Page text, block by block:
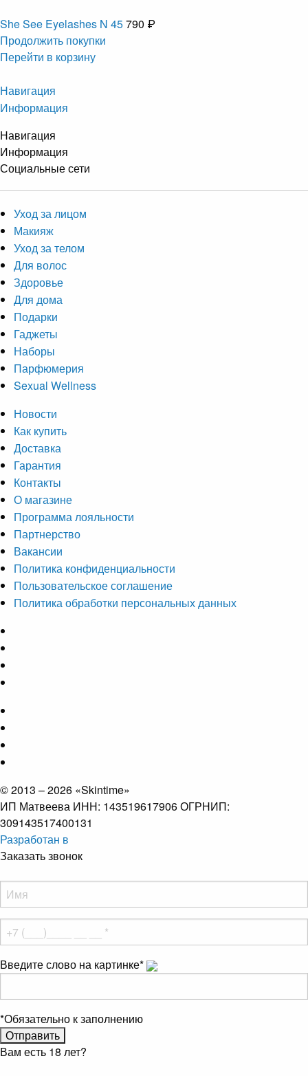
She See Eyelashes N 45790 ₽
Продолжить покупки
Перейти в корзину
Навигация
Информация
Навигация
Информация
Социальные сети
Уход за лицом
Макияж
Уход за телом
Для волос
Здоровье
Для дома
Подарки
Гаджеты
Наборы
Парфюмерия
Sexual Wellness
Новости
Как купить
Доставка
Гарантия
Контакты
О магазине
Программа лояльности
Партнерство
Вакансии
Политика конфиденциальности
Пользовательское соглашение
Политика обработки персональных данных
© 2013 – 2026 «Skintime»
ИП Матвеева ИНН: 143519617906 ОГРНИП:
309143517400131
Разработан в
Заказать звонок
Введите слово на картинке*
*Обязательно к заполнению
Вам есть 18 лет?